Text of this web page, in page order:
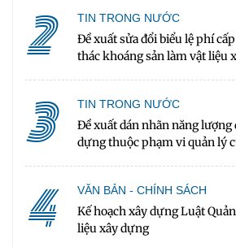
2 TIN TRONG NƯỚC
Đề xuất sửa đổi biểu lệ phí
thác khoáng sản làm vật liệu
3 TIN TRONG NƯỚC
Đề xuất dán nhãn năng lượng
dựng thuộc phạm vi quản lý
4 VĂN BẢN - CHÍNH SÁCH
Kế hoạch xây dựng Luật
liệu xây dựng